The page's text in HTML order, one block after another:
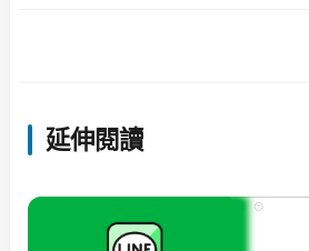
延伸閱讀